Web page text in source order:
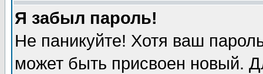
Я забыл пароль!
Не паникуйте! Хотя ваш
может быть присвоен новый.